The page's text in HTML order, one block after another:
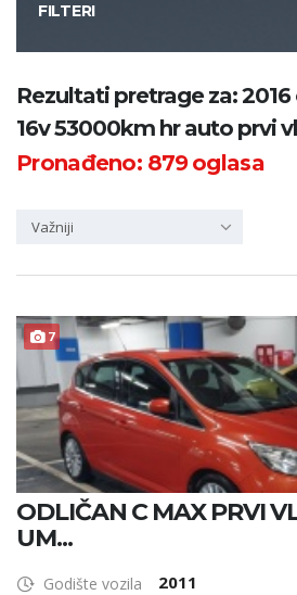
FILTERI
Kategorija
Županija
Rezultati pretrage za:
16v 53000km hr auto prvi
Pronađeno: 879oglasa
Važniji
7
ODLIČAN C MAX PRVI
UM...
Godište vozila 2011